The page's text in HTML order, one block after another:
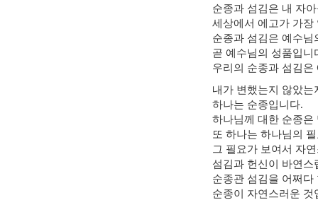
순종과 섬김은 내 자
세상에서 에고가 가장
순종과 섬김은 예수
곧 예수님의 성품입니
우리의 순종과 섬김
내가 변했는지 않았
하나는 순종입니다.
하나님께 대한 순종은
또 하나는 하나님의
그 필요가 보여서 자
섬김과 헌신이 바연
순종관 섬김을 어쩌
순종이 자연스러운